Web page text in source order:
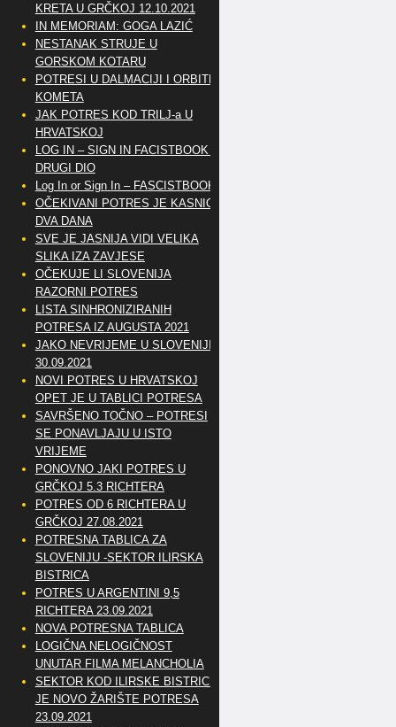
KRETA U GRČKOJ 12.10.2021
IN MEMORIAM: GOGA LAZIĆ
NESTANAK STRUJE U
GORSKOM KOTARU
POTRESI U DALMACIJI I ORBITE
KOMETA
JAK POTRES KOD TRILJ-a U
HRVATSKOJ
LOG IN – SIGN IN FACISTBOOK –
DRUGI DIO
Log In or Sign In – FASCISTBOOK
OČEKIVANI POTRES JE KASNIO
DVA DANA
SVE JE JASNIJA VIDI VELIKA
SLIKA IZA ZAVJESE
OČEKUJE LI SLOVENIJA
RAZORNI POTRES
LISTA SINHRONIZIRANIH
POTRESA IZ AUGUSTA 2021
JAKO NEVRIJEME U SLOVENIJI
30.09.2021
NOVI POTRES U HRVATSKOJ
OPET JE U TABLICI POTRESA
SAVRŠENO TOČNO – POTRESI
SE PONAVLJAJU U ISTO
VRIJEME
PONOVNO JAKI POTRES U
GRČKOJ 5.3 RICHTERA
POTRES OD 6 RICHTERA U
GRČKOJ 27.08.2021
POTRESNA TABLICA ZA
SLOVENIJU -SEKTOR ILIRSKA
BISTRICA
POTRES U ARGENTINI 9,5
RICHTERA 23.09.2021
NOVA POTRESNA TABLICA
LOGIČNA NELOGIČNOST
UNUTAR FILMA MELANCHOLIA
SEKTOR KOD ILIRSKE BISTRICE
JE NOVO ŽARIŠTE POTRESA
23.09.2021